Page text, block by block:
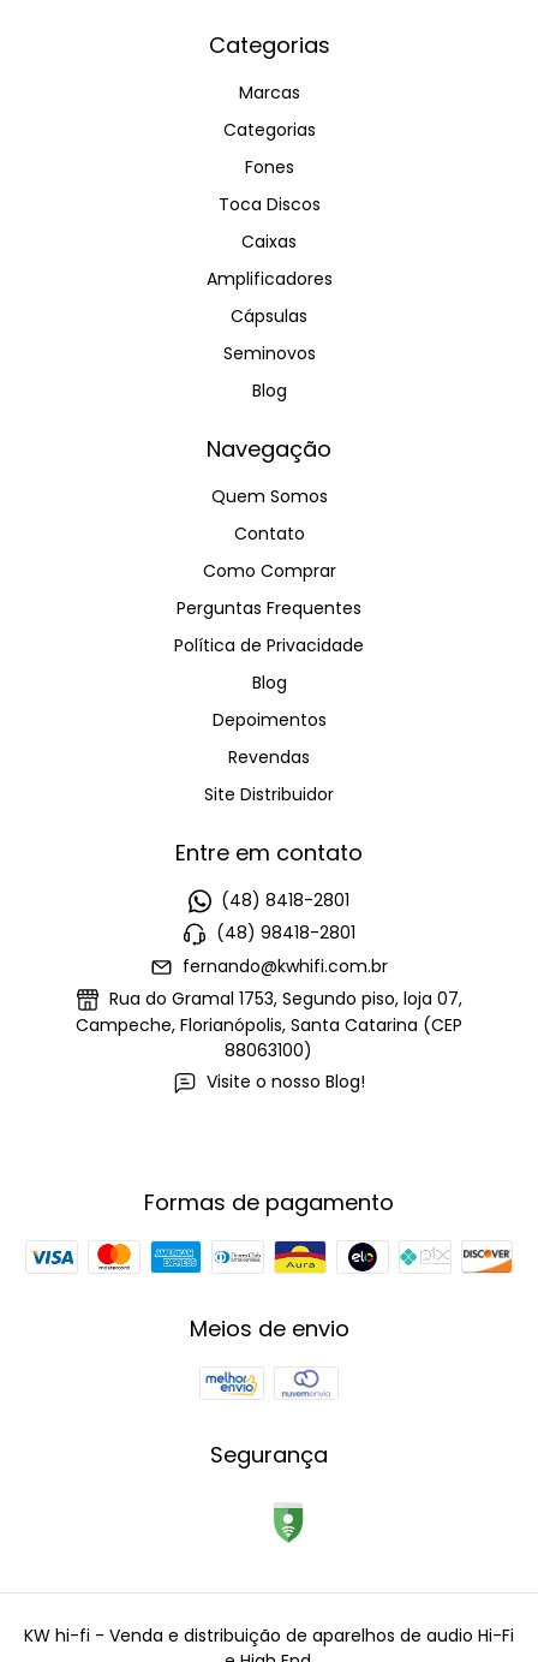
Categorias
Marcas
Categorias
Fones
Toca Discos
Caixas
Amplificadores
Cápsulas
Seminovos
Blog
Navegação
Quem Somos
Contato
Como Comprar
Perguntas Frequentes
Política de Privacidade
Blog
Depoimentos
Revendas
Site Distribuidor
Entre em contato
(48) 8418-2801
(48) 98418-2801
fernando@kwhifi.com.br
Rua do Gramal 1753, Segundo piso, loja 07,
Campeche, Florianópolis, Santa Catarina (CEP
88063100)
Visite o nosso Blog!
Formas de pagamento
Meios de envio
Segurança
KW hi-fi - Venda e distribuição de aparelhos de audio Hi-Fi